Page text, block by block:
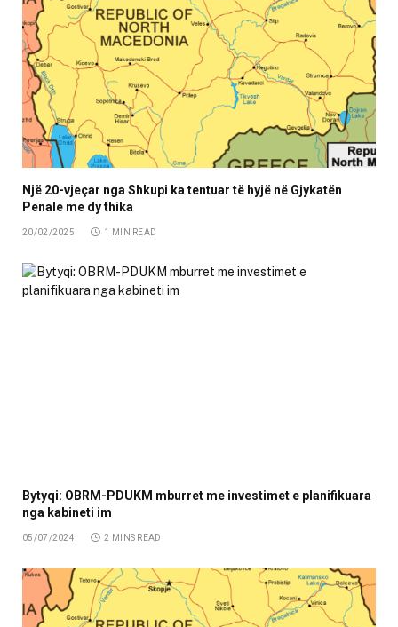
Një 20-vjeçar nga Shkupi ka tentuar të hyjë në Gjykatën
Penale me dy thika
20/02/2025 1 MIN READ
Bytyqi: OBRM-PDUKM mburret me investimet e planifikuara
nga kabineti im
05/07/2024 2 MINS READ